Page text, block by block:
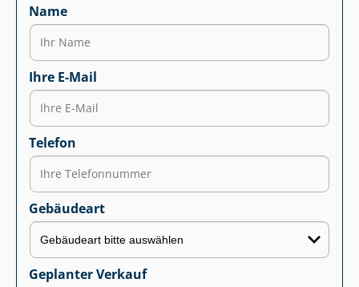
Name
Ihre E-Mail
Telefon
Gebäudeart
Geplanter Verkauf